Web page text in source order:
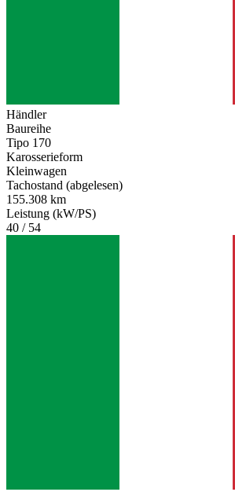
Händler
Baureihe
Tipo 170
Karosserieform
Kleinwagen
Tachostand (abgelesen)
155.308 km
Leistung (kW/PS)
40 / 54